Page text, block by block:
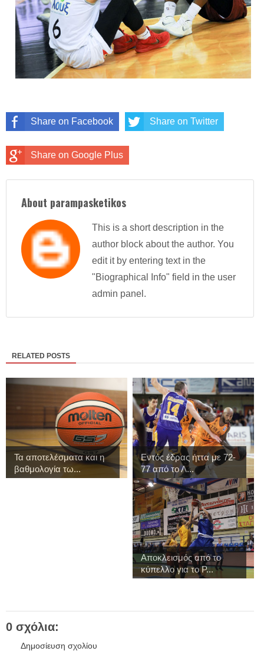
Share on Facebook Share on Twitter
Share on Google Plus
About parampasketikos
This is a short description in the
author block about the author. You
edit it by entering text in the
"Biographical Info" field in the user
admin panel.
RELATED POSTS
Τα αποτελέσματα και η
βαθμολογία τω...
Εντός έδρας ήττα με 72-
77 από το Λ...
Αποκλεισμός από το
κύπελλο για το Ρ...
0 σχόλια:
Δημοσίευση σχολίου